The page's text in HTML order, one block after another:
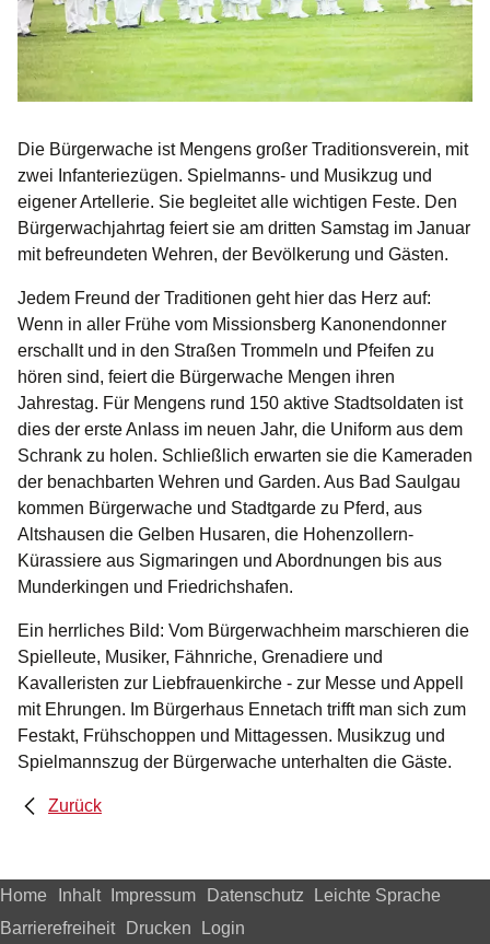
Die Bürgerwache ist Mengens großer Traditionsverein, mit
zwei Infanteriezügen. Spielmanns- und Musikzug und
eigener Artellerie. Sie begleitet alle wichtigen Feste. Den
Bürgerwachjahrtag feiert sie am dritten Samstag im Januar
mit befreundeten Wehren, der Bevölkerung und Gästen.
Jedem Freund der Traditionen geht hier das Herz auf:
Wenn in aller Frühe vom Missionsberg Kanonendonner
erschallt und in den Straßen Trommeln und Pfeifen zu
hören sind, feiert die Bürgerwache Mengen ihren
Jahrestag. Für Mengens rund 150 aktive Stadtsoldaten ist
dies der erste Anlass im neuen Jahr, die Uniform aus dem
Schrank zu holen. Schließlich erwarten sie die Kameraden
der benachbarten Wehren und Garden. Aus Bad Saulgau
kommen Bürgerwache und Stadtgarde zu Pferd, aus
Altshausen die Gelben Husaren, die Hohenzollern-
Kürassiere aus Sigmaringen und Abordnungen bis aus
Munderkingen und Friedrichshafen.
Ein herrliches Bild: Vom Bürgerwachheim marschieren die
Spielleute, Musiker, Fähnriche, Grenadiere und
Kavalleristen zur Liebfrauenkirche - zur Messe und Appell
mit Ehrungen. Im Bürgerhaus Ennetach trifft man sich zum
Festakt, Frühschoppen und Mittagessen. Musikzug und
Spielmannszug der Bürgerwache unterhalten die Gäste.
Zurück
Home Inhalt Impressum Datenschutz
Leichte Sprache
Barrierefreiheit
Drucken Login